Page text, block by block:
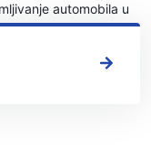
automobila u